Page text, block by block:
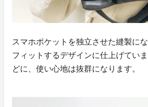
スマホポケットを独立させた縫製に
フィットするデザインに仕上げてい
どに、使い心地は抜群になります。